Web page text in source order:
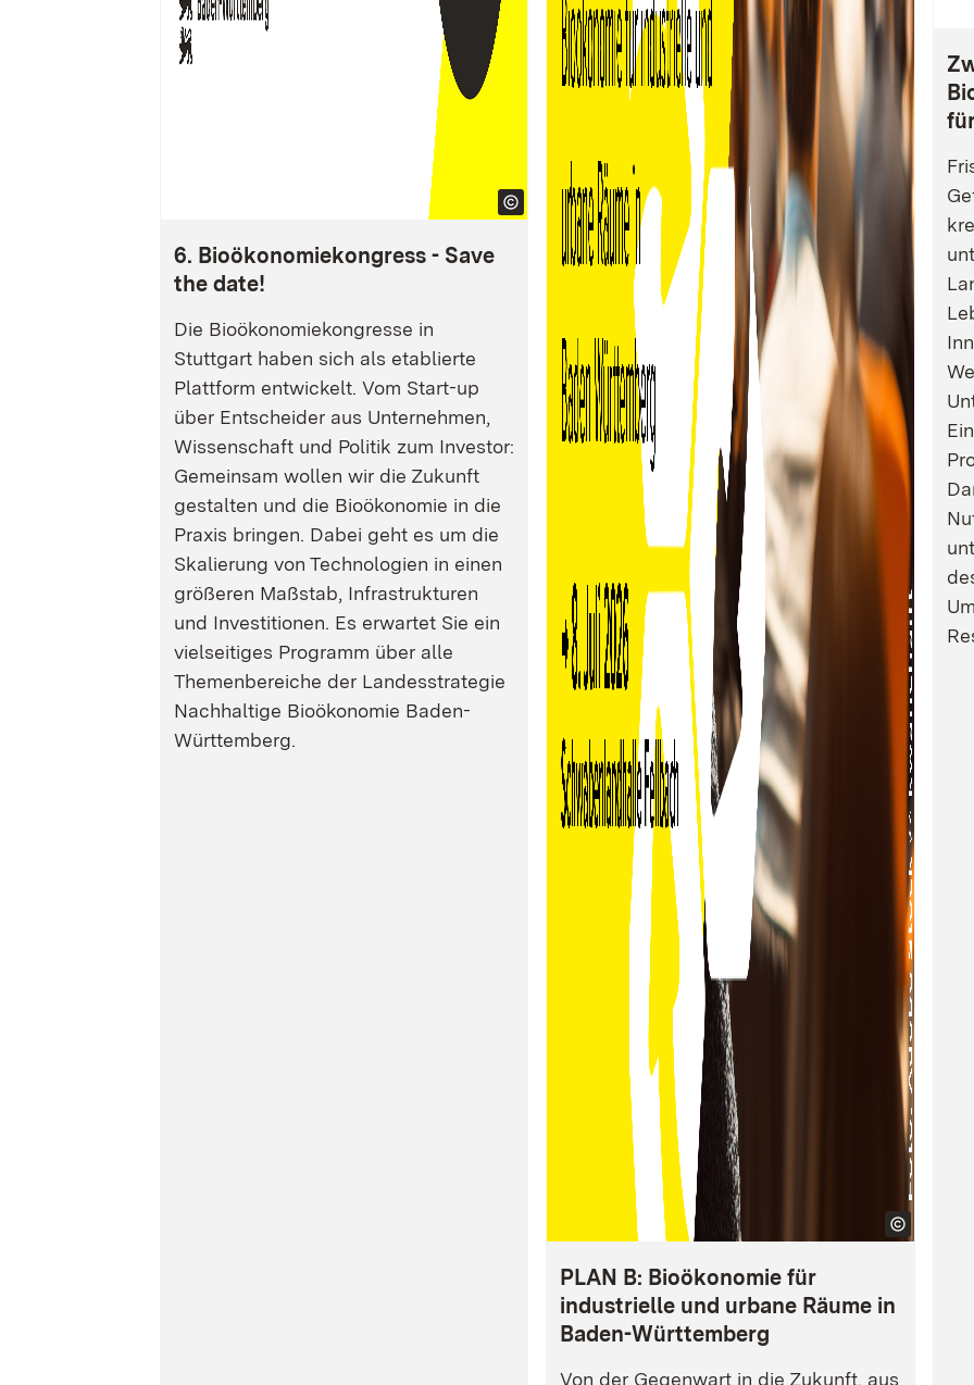
6. Bioökonomiekongress - Save
the date!
Die Bioökonomiekongresse in
Stuttgart haben sich als etablierte
Plattform entwickelt. Vom Start-up
über Entscheider aus Unternehmen,
Wissenschaft und Politik zum Investor:
Gemeinsam wollen wir die Zukunft
gestalten und die Bioökonomie in die
Praxis bringen. Dabei geht es um die
Skalierung von Technologien in einen
größeren Maßstab, Infrastrukturen
und Investitionen. Es erwartet Sie ein
vielseitiges Programm über alle
Themenbereiche der Landesstrategie
Nachhaltige Bioökonomie Baden-
Württemberg.
PLAN B: Bioökonomie für
industrielle und urbane Räume in
Baden-Württemberg
Von der Gegenwart in die Zukunft, aus